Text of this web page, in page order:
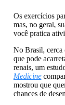
Os exercícios
mas, no geral,
você pratica
No Brasil, cerca
que pode
renais, um
Medicine
mostrou que
chances de